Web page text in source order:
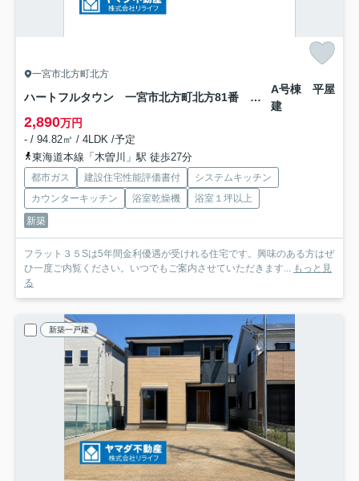
一宮市北方町北方
ハートフルタウン 一宮市北方町北方81番 全2区画分譲
A号棟 平屋
建
2,890万円
- / 94.82㎡ / 4LDK /予定
東海道本線「木曽川」駅 徒歩27分
都市ガス 建設住宅性能評価書付
システムキッチン
カウンターキッチン
浴室乾燥機
浴室１坪以上
新築
フラット３５Sは5年間金利優遇が受けれる住宅です。興味のある方はぜ
ひ一度ご内覧ください。いつでもご案内させていただきます...
もっと見
る
新築一戸建